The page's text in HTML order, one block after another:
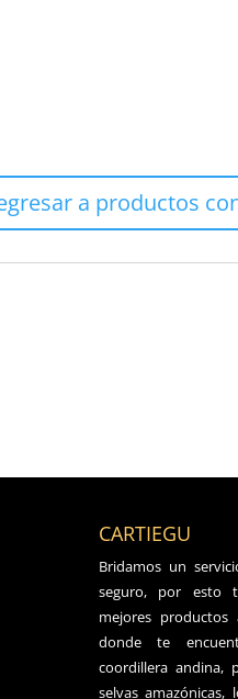
a productos
CARTIEGU
Bridamos un
seguro, por esto
mejores productos
donde te
coordillera andina,
selvas amazónicas,